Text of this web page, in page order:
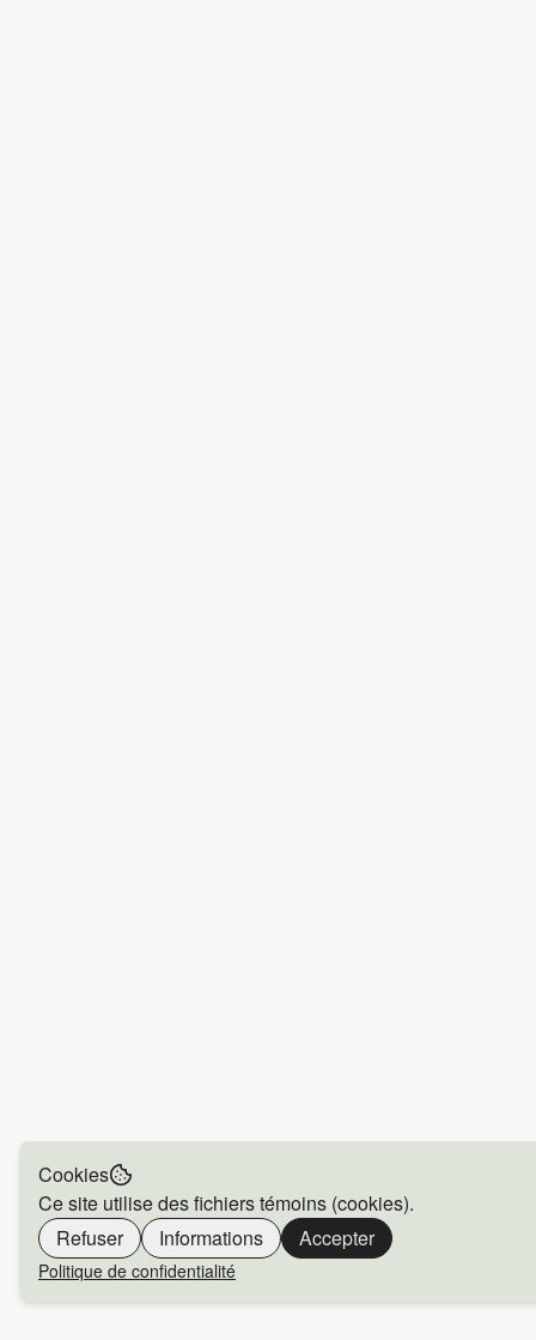
Cookies
Ce site utilise des fichiers témoins (cookies).
Refuser
Informations Accepter
Politique de confidentialité